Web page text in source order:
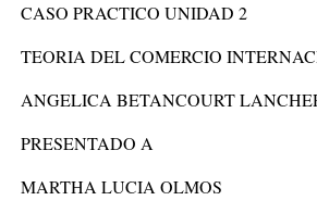
CASO PRACTICO UNIDAD 2
TEORIA DEL COMERCIO
ANGELICA BETANCOURT
PRESENTADO A
MARTHA LUCIA OLMOS